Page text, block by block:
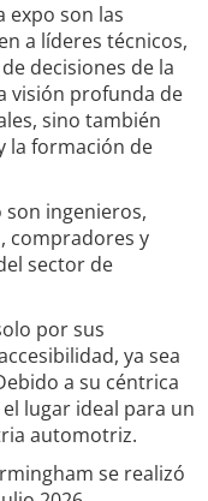
expo son las
a líderes técnicos,
decisiones de la
visión profunda de
sino también
la formación de
son ingenieros,
compradores y
sector de
por sus
ya sea
a su céntrica
lugar ideal para un
automotriz.
se realizó